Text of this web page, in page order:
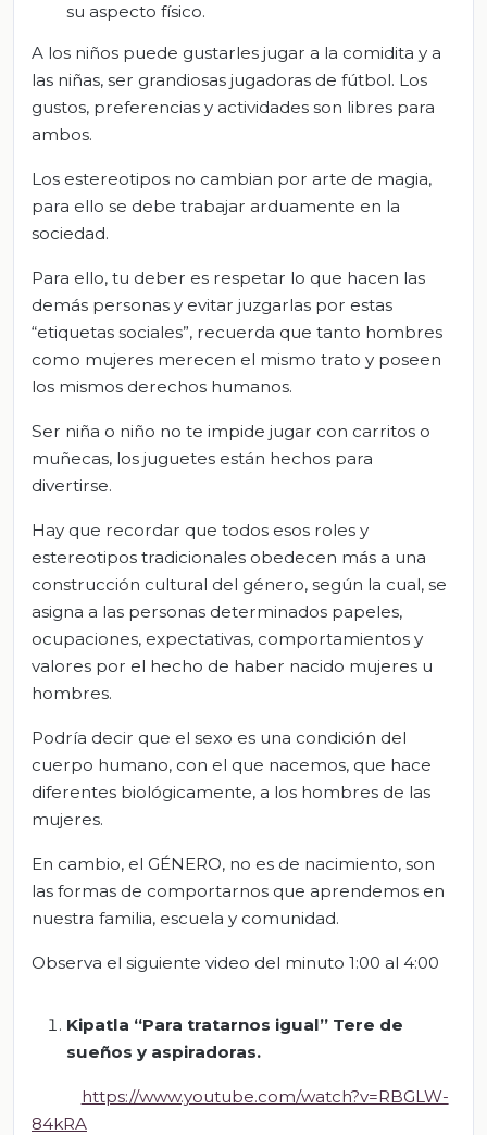
su aspecto físico.
A los niños puede gustarles jugar a la comidita y a
las niñas, ser grandiosas jugadoras de fútbol. Los
gustos, preferencias y actividades son libres para
ambos.
Los estereotipos no cambian por arte de magia,
para ello se debe trabajar arduamente en la
sociedad.
Para ello, tu deber es respetar lo que hacen las
demás personas y evitar juzgarlas por estas
“etiquetas sociales”, recuerda que tanto hombres
como mujeres merecen el mismo trato y poseen
los mismos derechos humanos.
Ser niña o niño no te impide jugar con carritos o
muñecas, los juguetes están hechos para
divertirse.
Hay que recordar que todos esos roles y
estereotipos tradicionales obedecen más a una
construcción cultural del género, según la cual, se
asigna a las personas determinados papeles,
ocupaciones, expectativas, comportamientos y
valores por el hecho de haber nacido mujeres u
hombres.
Podría decir que el sexo es una condición del
cuerpo humano, con el que nacemos, que hace
diferentes biológicamente, a los hombres de las
mujeres.
En cambio, el GÉNERO, no es de nacimiento, son
las formas de comportarnos que aprendemos en
nuestra familia, escuela y comunidad.
Observa el siguiente video del minuto 1:00 al 4:00
Kipatla “Para tratarnos igual” Tere de
sueños y aspiradoras.
https://www.youtube.com/watch?v=RBGLW-
84kRA